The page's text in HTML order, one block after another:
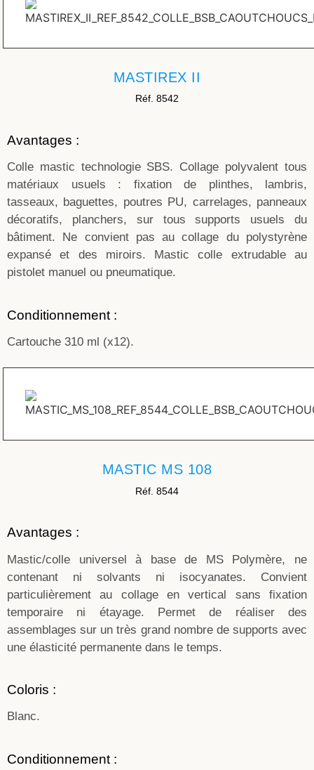
MASTIREX II
Réf. 8542
Avantages :
Colle mastic technologie SBS. Collage polyvalent tous
matériaux usuels : fixation de plinthes, lambris,
tasseaux, baguettes, poutres PU, carrelages, panneaux
décoratifs, planchers, sur tous supports usuels du
bâtiment. Ne convient pas au collage du polystyrène
expansé et des miroirs. Mastic colle extrudable au
pistolet manuel ou pneumatique.
Conditionnement :
Cartouche 310 ml (x12).
MASTIC MS 108
Réf. 8544
Avantages :
Mastic/colle universel à base de MS Polymère, ne
contenant ni solvants ni isocyanates. Convient
particulièrement au collage en vertical sans fixation
temporaire ni étayage. Permet de réaliser des
assemblages sur un très grand nombre de supports avec
une élasticité permanente dans le temps.
Coloris :
Blanc.
Conditionnement :